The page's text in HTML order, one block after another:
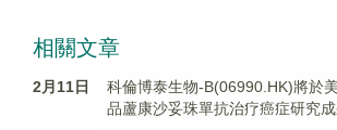
相關文章
2月11日
科倫博泰生物-B(06990.HK)將於
品蘆康沙妥珠單抗治疗癌症研究